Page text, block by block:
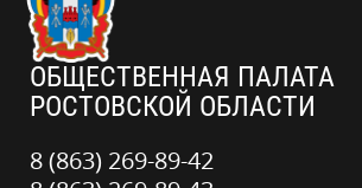
ОБЩЕСТВЕННАЯ ПАЛАТА
РОСТОВСКОЙ ОБЛАСТИ
8 (863) 269-89-42